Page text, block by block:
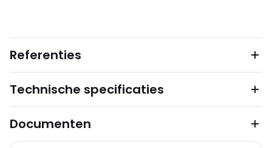
Referenties
Technische specificaties
Documenten